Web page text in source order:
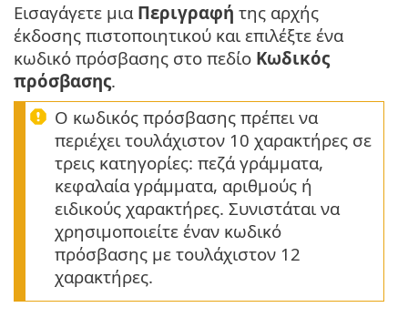
Εισαγάγετε μια Περιγραφή της αρχής
έκδοσης πιστοποιητικού και επιλέξτε ένα
κωδικό πρόσβασης στο πεδίο Κωδικός
πρόσβασης.
Ο κωδικός πρόσβασης πρέπει να
περιέχει τουλάχιστον 10 χαρακτήρες σε
τρεις κατηγορίες: πεζά γράμματα,
κεφαλαία γράμματα, αριθμούς ή
ειδικούς χαρακτήρες. Συνιστάται να
χρησιμοποιείτε έναν κωδικό
πρόσβασης με τουλάχιστον 12
χαρακτήρες.